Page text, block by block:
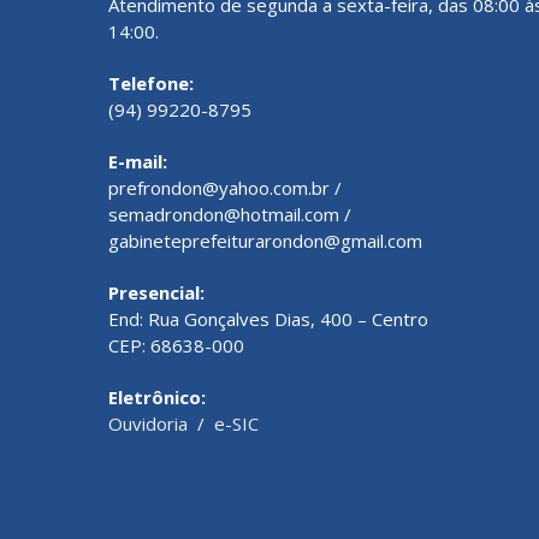
14:00.
Telefone:
(94) 99220-8795
E-mail:
prefrondon@yahoo.com.br /
semadrondon@hotmail.com /
gabineteprefeiturarondon@gmail.com
Presencial:
End: Rua Gonçalves Dias, 400 – Centro
CEP: 68638-000
Eletrônico:
Ouvidoria / e-SIC